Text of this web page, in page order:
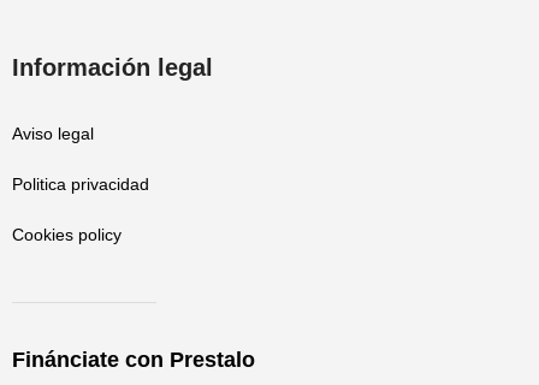
Información legal
Aviso legal
Politica privacidad
Cookies policy
Finánciate con Prestalo